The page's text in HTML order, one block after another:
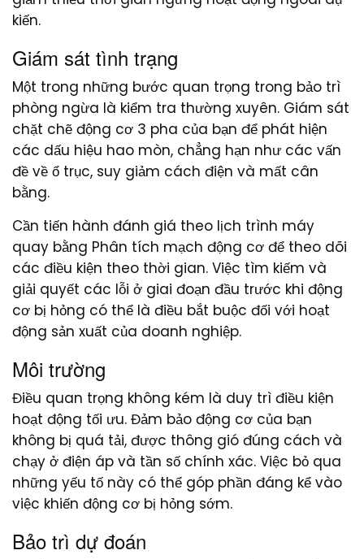
kiến.
Giám sát tình trạng
Một trong những bước quan trọng trong bảo trì
phòng ngừa là kiểm tra thường xuyên. Giám sát
chặt chẽ động cơ 3 pha của bạn để phát hiện
các dấu hiệu hao mòn, chẳng hạn như các vấn
đề về ổ trục, suy giảm cách điện và mất cân
bằng.
Cần tiến hành đánh giá theo lịch trình máy
quay bằng Phân tích mạch động cơ để theo dõi
các điều kiện theo thời gian. Việc tìm kiếm và
giải quyết các lỗi ở giai đoạn đầu trước khi động
cơ bị hỏng có thể là điều bắt buộc đối với hoạt
động sản xuất của doanh nghiệp.
Môi trường
Điều quan trọng không kém là duy trì điều kiện
hoạt động tối ưu. Đảm bảo động cơ của bạn
không bị quá tải, được thông gió đúng cách và
chạy ở điện áp và tần số chính xác. Việc bỏ qua
những yếu tố này có thể góp phần đáng kể vào
việc khiến động cơ bị hỏng sớm.
Bảo trì dự đoán